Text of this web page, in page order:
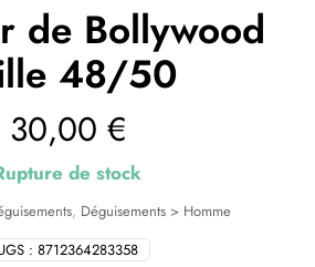
de Bollywood
48/50
30,00 €
de stock
: 8712364283358
, Déguisements > Homme